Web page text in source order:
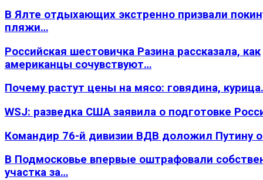
В Ялте отдыхающих экстренно призвали
пляжи…
Российская шестовичка Разина рассказала, как
американцы сочувствуют…
Почему растут цены на мясо: говядина,
WSJ: разведка США заявила о подготовке
Командир 76-й дивизии ВДВ доложил Путину
В Подмосковье впервые оштрафовали
участка за…